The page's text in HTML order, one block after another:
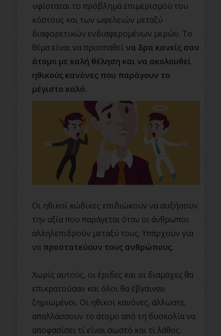
υφίσταται το πρόβλημα επιμερισμού του
κόστους και των ωφελειών μεταξύ
διαφορετικών ενδιαφερομένων μερών. Το
θέμα είναι να προσπαθεί να δρα κανείς σαν
άτομο με καλή θέληση και να ακολουθεί
ηθικούς κανόνες που παράγουν το
μέγιστο καλό.
Οι ηθικοί κώδικες επιδιώκουν να αυξήσουν
την αξία που παράγεται όταν οι άνθρωποι
αλληλεπιδρούν μεταξύ τους. Υπάρχουν για
να προστατεύουν τους ανθρώπους.
Χωρίς αυτούς, οι έριδες και οι διαμάχες θα
επικρατούσαν και όλοι θα έβγαιναν
ζημιωμένοι. Οι ηθικοί κανόνες, άλλωστε,
απαλλάσσουν το άτομο από τη δυσκολία να
αποφασίσει τί είναι σωστό και τί λάθος.